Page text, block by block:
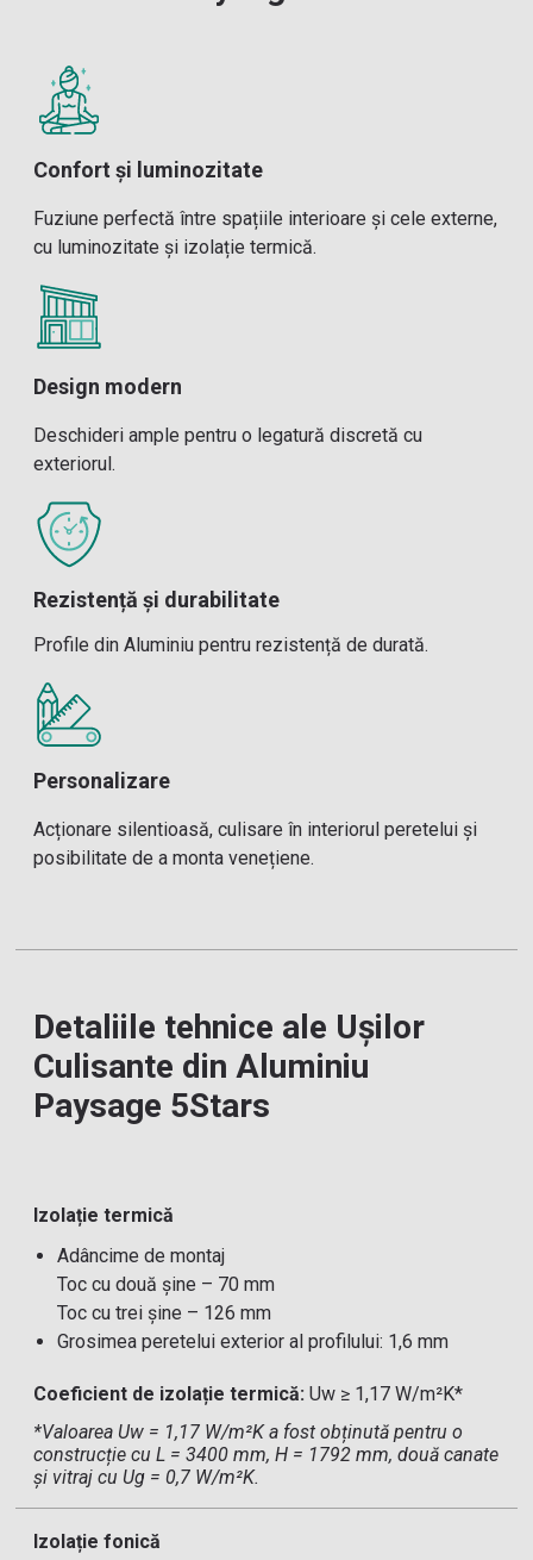
Confort și luminozitate
Fuziune perfectă între spațiile interioare și cele externe,
cu luminozitate și izolație termică.
Design modern
Deschideri ample pentru o legatură discretă cu
exteriorul.
Rezistență și durabilitate
Profile din Aluminiu pentru rezistență de durată.
Personalizare
Acționare silentioasă, culisare în interiorul peretelui și
posibilitate de a monta venețiene.
Detaliile tehnice ale Ușilor
Culisante din Aluminiu
Paysage 5Stars
Izolație termică
Adâncime de montaj
Toc cu două șine – 70 mm
Toc cu trei șine – 126 mm
Grosimea peretelui exterior al profilului: 1,6 mm
Coeficient de izolație termică: Uw ≥ 1,17 W/m²K*
*Valoarea Uw = 1,17 W/m²K a fost obținută pentru o
construcție cu L = 3400 mm, H = 1792 mm, două canate
și vitraj cu Ug = 0,7 W/m²K.
Izolație fonică